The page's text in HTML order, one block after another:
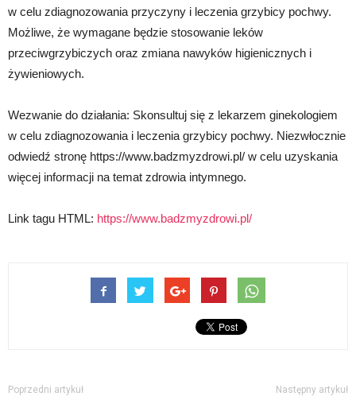
w celu zdiagnozowania przyczyny i leczenia grzybicy pochwy.
Możliwe, że wymagane będzie stosowanie leków
przeciwgrzybiczych oraz zmiana nawyków higienicznych i
żywieniowych.
Wezwanie do działania: Skonsultuj się z lekarzem ginekologiem
w celu zdiagnozowania i leczenia grzybicy pochwy. Niezwłocznie
odwiedź stronę https://www.badzmyzdrowi.pl/ w celu uzyskania
więcej informacji na temat zdrowia intymnego.
Link tagu HTML: https://www.badzmyzdrowi.pl/
Poprzedni artykuł Następny artykuł